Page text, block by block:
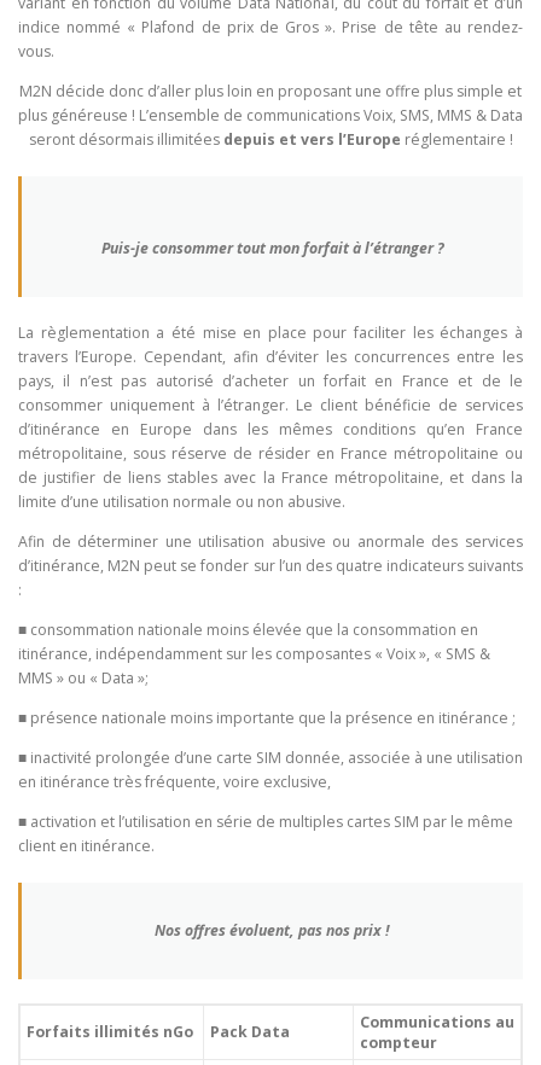
indice nommé « Plafond de prix de Gros ». Prise de tête au rendez-
vous.
M2N décide donc d’aller plus loin en proposant une offre plus simple et
plus généreuse ! L’ensemble de communications Voix, SMS, MMS & Data
seront désormais illimitées depuis et vers l’Europe réglementaire !
Puis-je consommer tout mon forfait à l’étranger ?
La règlementation a été mise en place pour faciliter les échanges à
travers l’Europe. Cependant, afin d’éviter les concurrences entre les
pays, il n’est pas autorisé d’acheter un forfait en France et de le
consommer uniquement à l’étranger. Le client bénéficie de services
d’itinérance en Europe dans les mêmes conditions qu’en France
métropolitaine, sous réserve de résider en France métropolitaine ou
de justifier de liens stables avec la France métropolitaine, et dans la
limite d’une utilisation normale ou non abusive.
Afin de déterminer une utilisation abusive ou anormale des services
d’itinérance, M2N peut se fonder sur l’un des quatre indicateurs suivants
:
■ consommation nationale moins élevée que la consommation en
itinérance, indépendamment sur les composantes « Voix », « SMS &
MMS » ou « Data »;
■ présence nationale moins importante que la présence en itinérance ;
■ inactivité prolongée d’une carte SIM donnée, associée à une utilisation
en itinérance très fréquente, voire exclusive,
■ activation et l’utilisation en série de multiples cartes SIM par le même
client en itinérance.
Nos offres évoluent, pas nos prix !
Forfaits illimités nGo Pack Data
Communications au
compteur